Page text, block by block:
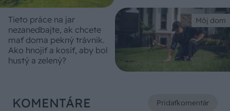
Môj dom
Tieto práce na jar
nezanedbajte, ak chcete
mať doma pekný trávnik.
Ako hnojiť a kosiť, aby bol
hustý a zelený?
KOMENTÁRE Pridaťkomentár